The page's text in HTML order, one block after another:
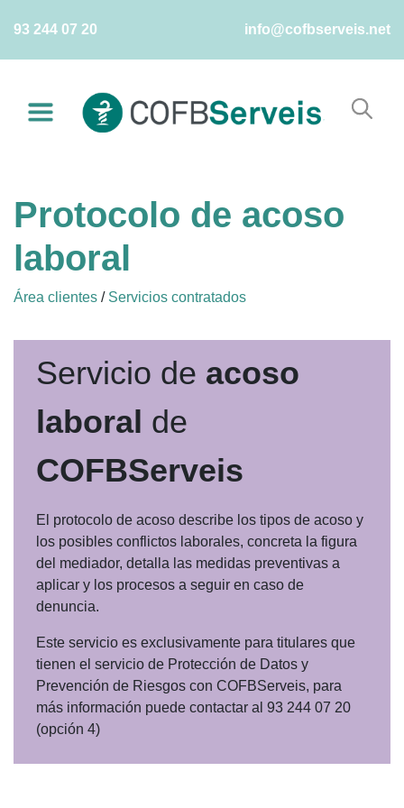
93 244 07 20 info@cofbserveis.net
Protocolo de acoso
laboral
Área clientes / Servicios contratados
Servicio de acoso
laboral de
COFBServeis
El protocolo de acoso describe los tipos de acoso y
los posibles conflictos laborales, concreta la figura
del mediador, detalla las medidas preventivas a
aplicar y los procesos a seguir en caso de
denuncia.
Este servicio es exclusivamente para titulares que
tienen el servicio de Protección de Datos y
Prevención de Riesgos con COFBServeis, para
más información puede contactar al 93 244 07 20
(opción 4)